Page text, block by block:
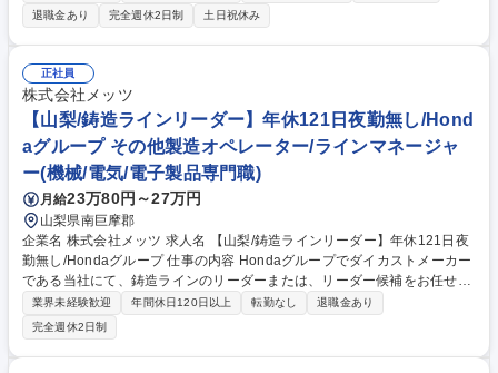
りやすく機械整備(メカニック)の職種説明などを行います。 ■企業紹介・
職種概要 世界的メーカー日立建機のグループ中核会社（2027年4月よりラ
ンドクロス日本(株)に社名変更予定）。建設機械の整備士・フィールドエ
ンジニアとして、自社のレンタル用の建機や顧客先所有の建機の整備を行
います。入社後は資格取得を含めた初期研修、OJTを通して独り立ちまで
手厚くフォローします。 ※原則は日帰りの対応。※工事実務は発生無し。
募集職種 ★8/28(金)18:00～WEBセミナー★応募意思不問【整備士】未経
験歓迎/日立建機G
退職金あり
完全週休2日制 土日祝休み
正社員
株式会社メッツ
【山梨/鋳造ラインリーダー】年休121日夜勤無し/Hond
aグループ その他製造オペレーター/ラインマネージャ
ー(機械/電気/電子製品専門職)
月給23万80円～27万円
山梨県南巨摩郡
企業名 株式会社メッツ 求人名 【山梨/鋳造ラインリーダー】年休121日夜
勤無し/Hondaグループ 仕事の内容 Hondaグループでダイカストメーカー
である当社にて、鋳造ラインのリーダーまたは、リーダー候補をお任せし
ます。 ・生産計画を達成するための製品品質向上や生産性改善などの業務
・生産する中で発生する軽微な設備トラブルからの復旧業務 ・生産部品段
取り替えにおける金型交換や製品確認業務 ※変更の範囲：当社業務全般
募集職種 【山梨/鋳造ラインリーダー】年休121日夜勤無し/Hondaグルー
業界未経験歓迎 年間休日120日以上 転勤なし
退職金あり
完全週休2日制